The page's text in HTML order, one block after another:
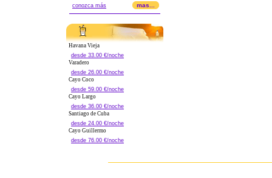
conozca más mas...
Havana Vieja
desde 33.00 €/noche
Varadero
desde 26.00 €/noche
Cayo Coco
desde 59.00 €/noche
Cayo Largo
desde 36.00 €/noche
Santiago de Cuba
desde 24.00 €/noche
Cayo Guillermo
desde 76.00 €/noche